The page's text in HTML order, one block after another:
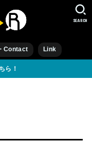
Contact Link
SEARCH
ら！